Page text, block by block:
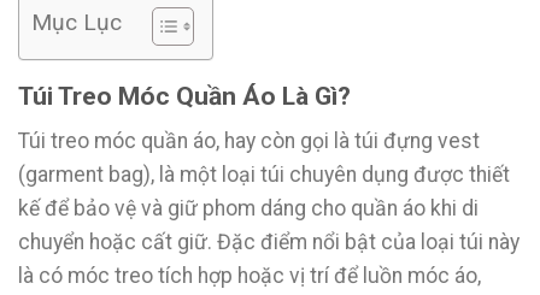
Mục Lục
Túi Treo Móc Quần Áo Là Gì?
Túi treo móc quần áo, hay còn gọi là túi đựng vest
(garment bag), là một loại túi chuyên dụng được thiết
kế để bảo vệ và giữ phom dáng cho quần áo khi di
chuyển hoặc cất giữ. Đặc điểm nổi bật của loại túi này
là có móc treo tích hợp hoặc vị trí để luồn móc áo,